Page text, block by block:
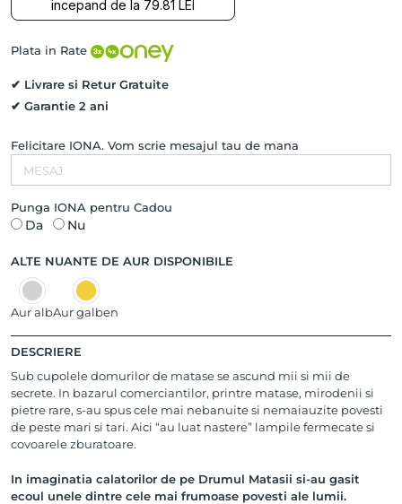
de
SILK
DHOME,
Roz
14K
incepand de la 79.81 LEI
Plata in Rate
✔ Livrare si Retur Gratuite
✔ Garantie 2 ani
Felicitare IONA. Vom scrie mesajul tau de mana
Punga IONA pentru Cadou
Da Nu
ALTE NUANTE DE AUR DISPONIBILE
Aur albAur galben
DESCRIERE
Sub cupolele domurilor de matase se ascund mii si mii de
secrete. In bazarul comerciantilor, printre matase, mirodenii si
pietre rare, s-au spus cele mai nebanuite si nemaiauzite povesti
de peste mari si tari. Aici “au luat nastere” lampile fermecate si
covoarele zburatoare.
In imaginatia calatorilor de pe Drumul Matasii si-au gasit
ecoul unele dintre cele mai frumoase povesti ale lumii.